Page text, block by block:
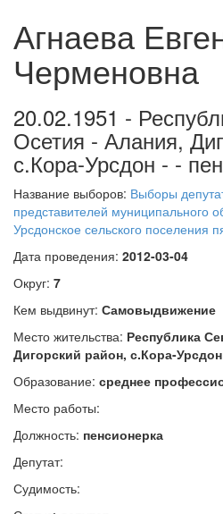
Агнаева
Черменовна
20.02.1951 -
Осетия - Алания,
с.Кора-Урсдон - -
Название выборов: Выборы
представителей муниципального
Урсдонское сельского поселения
Дата проведения: 2012-03-04
Округ: 7
Кем выдвинут: Самовыдвижение
Место жительства: Республика
Дигорский район, с.Кора-Урсдон
Образование: среднее
Место работы:
Должность: пенсионерка
Депутат:
Судимость: